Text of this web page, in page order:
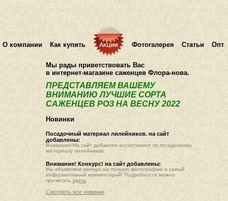
О компании Как купить Фотогалерея Статьи Опт
Мы рады приветствовать Вас
в интернет-магазине саженцев Флора-нова.
ПРЕДСТАВЛЯЕМ ВАШЕМУ
ВНИМАНИЮ ЛУЧШИЕ СОРТА
САЖЕНЦЕВ РОЗ НА ВЕСНУ 2022
Новинки
Посадочный материал лилейников. на сайт
добавлены:
Внимание!На сайт добавлен ассортимент по посадочному
материалу лилейников.
Внимание! Конкурс! на сайт добавлены:
Мы объявляем конкурс на лучшую фотографию и самый
информативный комментарий! Подробности можно
прочитать здесь
Смотреть все новинки